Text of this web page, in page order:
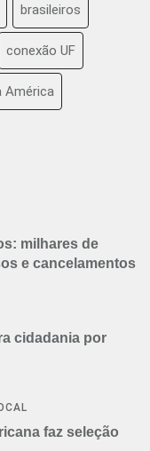
brasileiros
conexão UF
América
milhares de
e cancelamentos
cidadania por
faz seleção